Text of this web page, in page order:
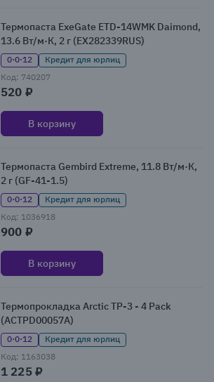
Термопаста ExeGate ETD-14WMK Daimond,
13.6 Вт/м·К, 2 г (EX282339RUS)
0·0·12
Кредит для юрлиц
Код: 740207
520 ₽
В корзину
Термопаста Gembird Extreme, 11.8 Вт/м·К,
2 г (GF-41-1.5)
0·0·12
Кредит для юрлиц
Код: 1036918
900 ₽
В корзину
Термопрокладка Arctic TP-3 - 4 Pack
(ACTPD00057A)
0·0·12
Кредит для юрлиц
Код: 1163038
1 225 ₽